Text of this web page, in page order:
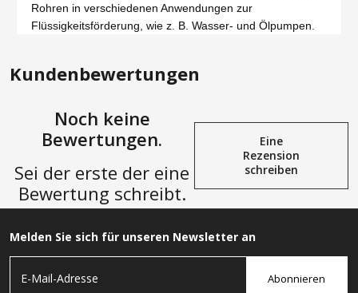
Rohren in verschiedenen Anwendungen zur
Flüssigkeitsförderung, wie z. B. Wasser- und Ölpumpen.
Kundenbewertungen
Noch keine
Bewertungen.
Sei der erste der eine
Bewertung schreibt.
Eine
Rezension
schreiben
Melden Sie sich für unseren Newsletter an
Abonnieren